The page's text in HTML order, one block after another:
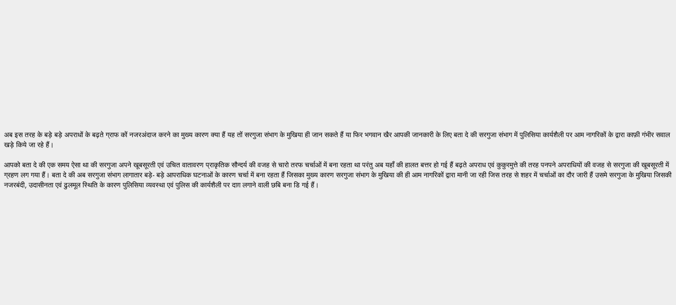
अब इस तरह के बड़े बड़े अपराधों के बढ़ते ग्राफ कों नजरअंदाज करने का मुख्य कारण क्या हैं यह तों सरगुजा संभाग के मुखिया ही जान सकते हैं या फिर भगवान खैर आपकी जानकारी के लिए बता दे की सरगुजा संभाग में पुलिसिया कार्यशैली पर आम नागरिकों के द्वारा काफ़ी गंभीर सवाल
खड़े किये जा रहे हैं।
आपको बता दे की एक समय ऐसा था की सरगुजा अपने खूबसूरती एवं उचित वातावरण प्राकृतिक सौन्दर्य की वजह से चारो तरफ चर्चाओं में बना रहता था परंतु अब यहाँ की हालत बत्तर हो गई हैं बढ़ते अपराध एवं कुकुरमुत्ते की तरह पनपने अपराधियों की वजह से सरगुजा की खूबसूरती में
ग्रहण लग गया हैं। बता दे की अब सरगुजा संभाग लागातार बड़े- बड़े आपराधिक घटनाओं के कारण चर्चा में बना रहता हैं जिसका मुख्य कारण सरगुजा संभाग के मुखिया की ही आम नागरिकों द्वारा मानी जा रही जिस तरह से शहर में चर्चाओं का दौर जारी हैं उसमे सरगुजा के मुखिया जिसकी
नजरबंदी, उदासीनता एवं ढुलमूल स्थिति के कारण पुलिसिया व्यवस्था एवं पुलिस की कार्यशैली पर दाग़ लगाने वाली छबि बना डि गई हैं।